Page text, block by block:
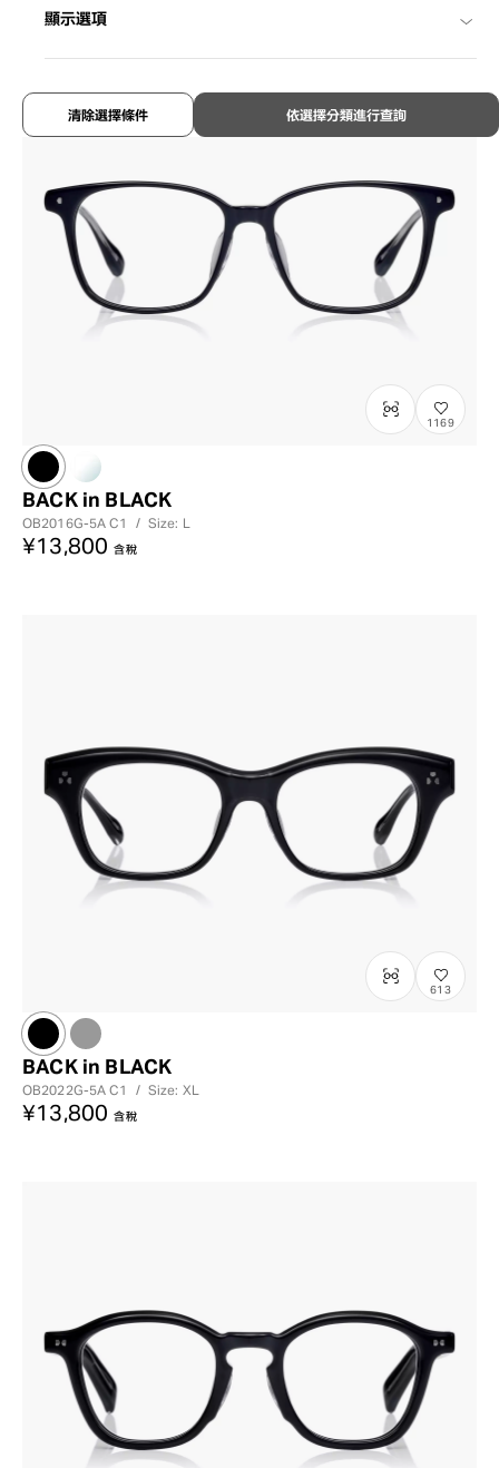
顯示選項
依選擇分類進行查詢
清除選擇條件
1169
BACK in BLACK
OB2016G-5AC1 / Size: L
¥13,800 含稅
613
BACK in BLACK
OB2022G-5AC1 / Size: XL
¥13,800 含稅